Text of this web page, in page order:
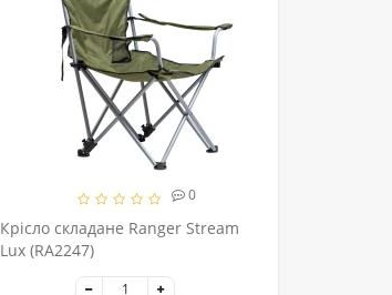
0
Крісло складане Ranger Stream
Lux (RA2247)